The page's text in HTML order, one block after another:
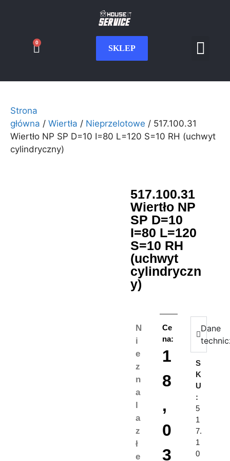
SKLEP
0
Strona
główna / Wiertła / Nieprzelotowe / 517.100.31
Wiertło NP SP D=10 I=80 L=120 S=10 RH (uchwyt
cylindryczny)
517.100.31
Wiertło NP
SP D=10
I=80 L=120
S=10 RH
(uchwyt
cylindryczn
y)
N
i
e
z
n
a
l
a
z
ł
e
Ce
na:
1
8
,
0
3
Dane
S
K
U
:
5
1
7.
1
0